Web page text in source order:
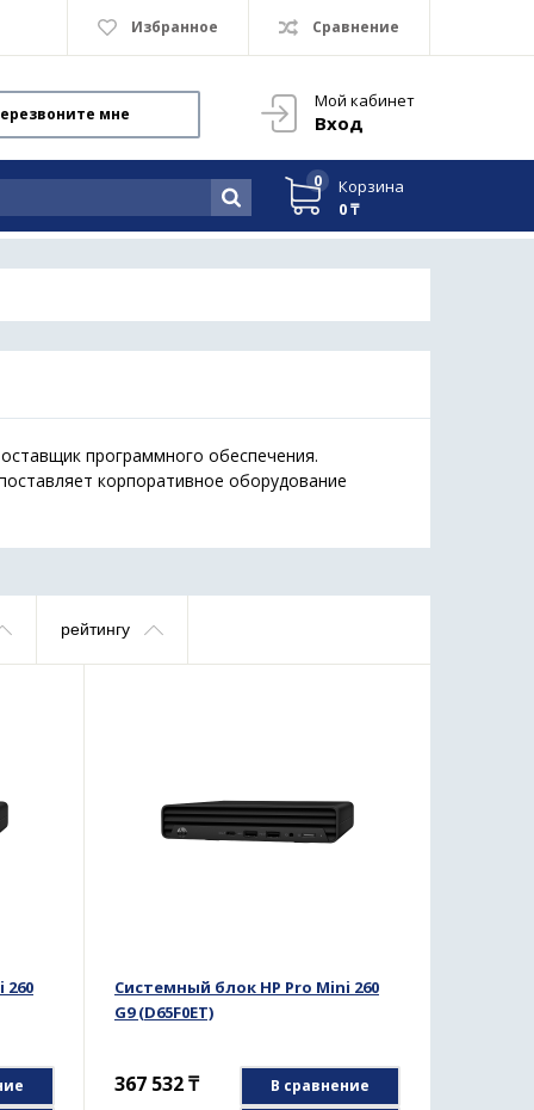
Избранное Сравнение
Мой кабинет
Вход
мне
0
Корзина
0 ₸
программного обеспечения.
корпоративное оборудование
рейтингу
260
Системный блок HP Pro Mini 260
G9 (D65F0ET)
367 532₸
В сравнение